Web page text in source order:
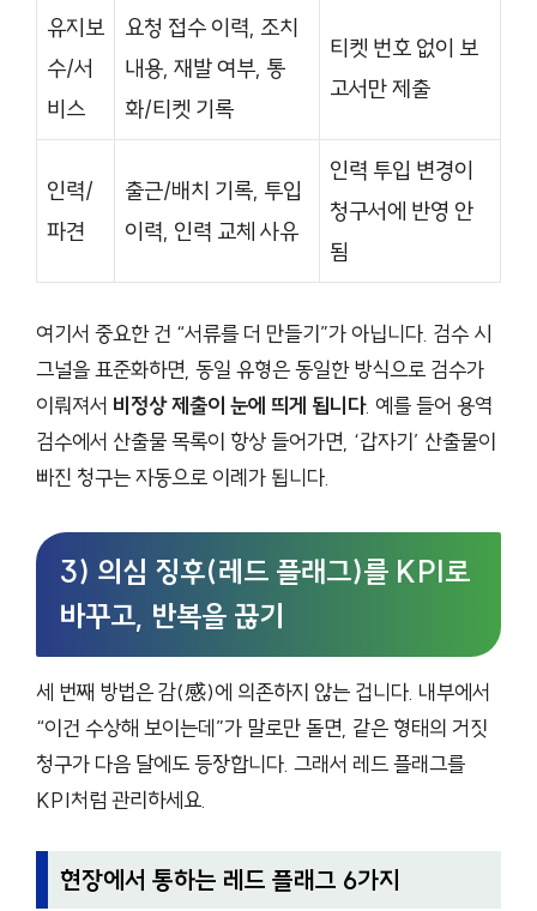
유지보
수/서
비스
요청 접수 이력, 조치
내용, 재발 여부, 통
화/티켓 기록
티켓 번호 없이 보
고서만 제출
인력/
파견
출근/배치 기록, 투입
이력, 인력 교체 사유
인력 투입 변경이
청구서에 반영 안
됨
여기서 중요한 건 “서류를 더 만들기”가 아닙니다. 검수 시
그널을 표준화하면, 동일 유형은 동일한 방식으로 검수가
이뤄져서 비정상 제출이 눈에 띄게 됩니다. 예를 들어 용역
검수에서 산출물 목록이 항상 들어가면, ‘갑자기’ 산출물이
빠진 청구는 자동으로 이례가 됩니다.
3) 의심 징후(레드 플래그)를 KPI로
바꾸고, 반복을 끊기
세 번째 방법은 감(感)에 의존하지 않는 겁니다. 내부에서
“이건 수상해 보이는데”가 말로만 돌면, 같은 형태의 거짓
청구가 다음 달에도 등장합니다. 그래서 레드 플래그를
KPI처럼 관리하세요.
현장에서 통하는 레드 플래그 6가지